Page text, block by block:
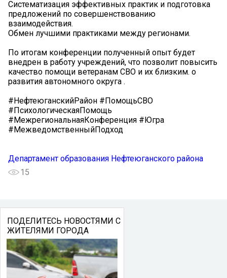
Систематизация эффективных практик и подготовка
предложений по совершенствованию
взаимодействия.
Обмен лучшими практиками между регионами.
По итогам конференции полученный опыт будет
внедрен в работу учреждений, что позволит повысить
качество помощи ветеранам СВО и их близким. о
развития автономного округа .
#НефтеюганскийРайон #ПомощьСВО
#ПсихологическаяПомощь
#МежрегиональнаяКонференция #Югра
#МежведомственныйПодход
Департамент образования Нефтеюганского района
15
ПОДЕЛИТЕСЬ НОВОСТЯМИ С
ЖИТЕЛЯМИ ГОРОДА